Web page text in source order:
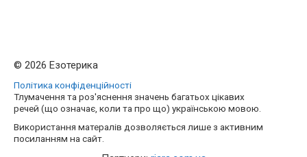
© 2026 Езотерика
Політика конфіденційності
Тлумачення та роз'яснення значень багатьох цікавих
речей (що означає, коли та про що) українською мовою.
Використання матералів дозволяється лише з активним
посиланням на сайт.